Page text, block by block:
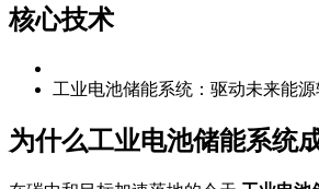
核心技术
工业电池储能系统：驱动未来能
为什么工业电池储能系统